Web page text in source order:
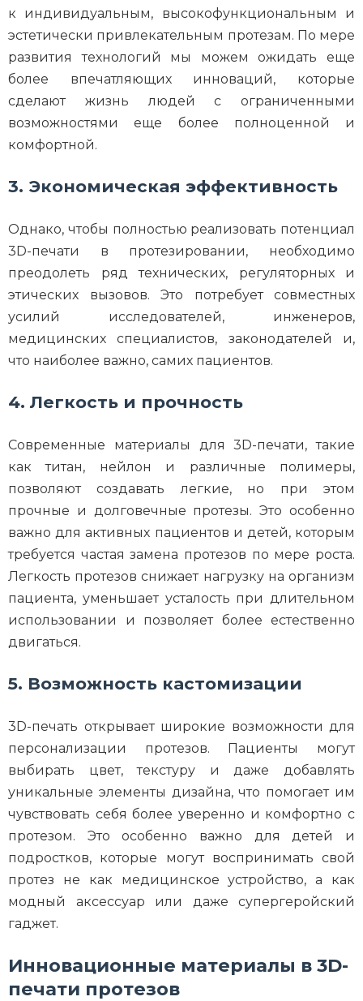
к индивидуальным, высокофункциональным и
эстетически привлекательным протезам. По мере
развития технологий мы можем ожидать еще
более впечатляющих инноваций, которые
сделают жизнь людей с ограниченными
возможностями еще более полноценной и
комфортной.
3. Экономическая эффективность
Однако, чтобы полностью реализовать потенциал
3D-печати в протезировании, необходимо
преодолеть ряд технических, регуляторных и
этических вызовов. Это потребует совместных
усилий исследователей, инженеров,
медицинских специалистов, законодателей и,
что наиболее важно, самих пациентов.
4. Легкость и прочность
Современные материалы для 3D-печати, такие
как титан, нейлон и различные полимеры,
позволяют создавать легкие, но при этом
прочные и долговечные протезы. Это особенно
важно для активных пациентов и детей, которым
требуется частая замена протезов по мере роста.
Легкость протезов снижает нагрузку на организм
пациента, уменьшает усталость при длительном
использовании и позволяет более естественно
двигаться.
5. Возможность кастомизации
3D-печать открывает широкие возможности для
персонализации протезов. Пациенты могут
выбирать цвет, текстуру и даже добавлять
уникальные элементы дизайна, что помогает им
чувствовать себя более уверенно и комфортно с
протезом. Это особенно важно для детей и
подростков, которые могут воспринимать свой
протез не как медицинское устройство, а как
модный аксессуар или даже супергеройский
гаджет.
Инновационные материалы в 3D-
печати протезов